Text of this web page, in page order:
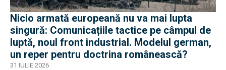
Nicio armată europeană nu va mai lupta
singură: Comunicațiile tactice pe câmpul de
luptă, noul front industrial. Modelul german,
un reper pentru doctrina românească?
31 IULIE 2026